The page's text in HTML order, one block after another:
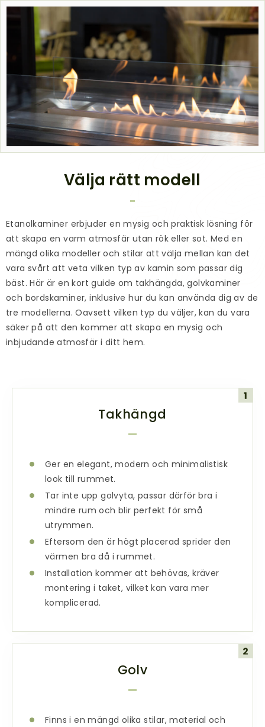
Välja rätt modell
Etanolkaminer erbjuder en mysig och praktisk lösning för
att skapa en varm atmosfär utan rök eller sot. Med en
mängd olika modeller och stilar att välja mellan kan det
vara svårt att veta vilken typ av kamin som passar dig
bäst. Här är en kort guide om takhängda, golvkaminer
och bordskaminer, inklusive hur du kan använda dig av de
tre modellerna. Oavsett vilken typ du väljer, kan du vara
säker på att den kommer att skapa en mysig och
inbjudande atmosfär i ditt hem.
Takhängd
Ger en elegant, modern och minimalistisk
look till rummet.
Tar inte upp golvyta, passar därför bra i
mindre rum och blir perfekt för små
utrymmen.
Eftersom den är högt placerad sprider den
värmen bra då i rummet.
Installation kommer att behövas, kräver
montering i taket, vilket kan vara mer
komplicerad.
Golv
Finns i en mängd olika stilar, material och